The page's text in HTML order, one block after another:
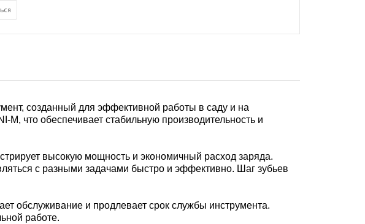
созданный для эффективной работы в саду и на
что обеспечивает стабильную производительность и
высокую мощность и экономичный расход заряда.
с разными задачами быстро и эффективно. Шаг зубьев
обслуживание и продлевает срок службы инструмента.
работе.